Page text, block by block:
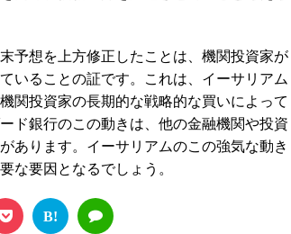
予想を上方修正したことは、機関投資家が
いることの証です。これは、イーサリアム
関投資家の長期的な戦略的な買いによって
ド銀行のこの動きは、他の金融機関や投資
あります。イーサリアムのこの強気な動き
な要因となるでしょう。
B!